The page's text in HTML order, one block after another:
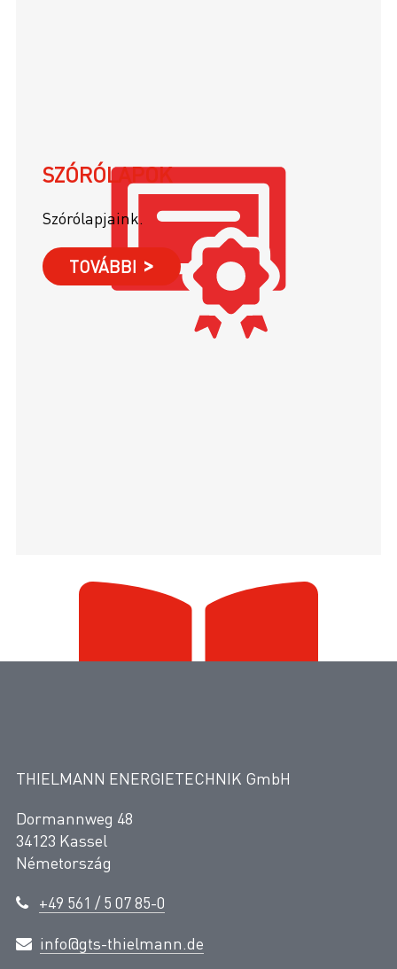
SZÓRÓLAPOK
Szórólapjaink.
TOVÁBBI
THIELMANN ENERGIETECHNIK GmbH
Dormannweg 48
34123 Kassel
Németország
+49 561 / 5 07 85-0
info@gts-thielmann.de